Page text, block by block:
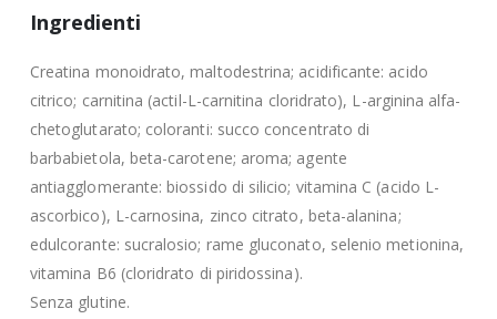
Ingredienti
Creatina monoidrato, maltodestrina; acidificante: acido
citrico; carnitina (actil-L-carnitina cloridrato), L-arginina alfa-
chetoglutarato; coloranti: succo concentrato di
barbabietola, beta-carotene; aroma; agente
antiagglomerante: biossido di silicio; vitamina C (acido L-
ascorbico), L-carnosina, zinco citrato, beta-alanina;
edulcorante: sucralosio; rame gluconato, selenio metionina,
vitamina B6 (cloridrato di piridossina).
Senza glutine.